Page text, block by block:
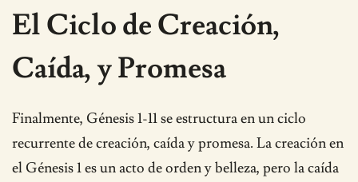
El Ciclo de Creación,
Caída, y Promesa
Finalmente, Génesis 1-11 se estructura en un ciclo
recurrente de creación, caída y promesa. La creación en
el Génesis 1 es un acto de orden y belleza, pero la caída